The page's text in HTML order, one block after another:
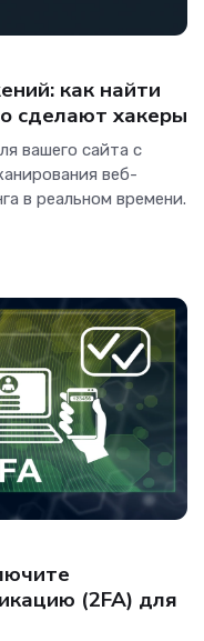
как найти
сделают хакеры
вашего сайта с
веб-
в реальном времени.
(2FA) для